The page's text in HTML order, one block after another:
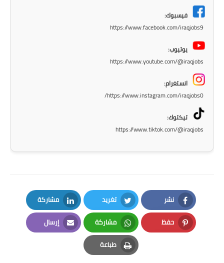
المرحلة المتوسطة
المرحلة الاعدادية
مواضيع انشاء
فيسبوك:
https://www.facebook.com/iraqjobs9
يوتيوب:
https://www.youtube.com/@iraqjobs
انستغرام:
https://www.instagram.com/iraqjobs0/
تيكتوك:
https://www.tiktok.com/@iraqjobs
نشر
Facebook
تغريد
Twitter
مشاركة
LinkedIn
حفظ
Pinterest
مشاركة
Whatsapp
إرسال
Email
طباعة
Print